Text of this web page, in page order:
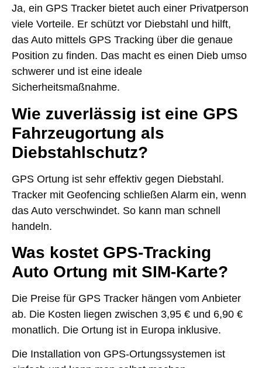
Ja, ein GPS Tracker bietet auch einer Privatperson
viele Vorteile. Er schützt vor Diebstahl und hilft,
das Auto mittels GPS Tracking über die genaue
Position zu finden. Das macht es einen Dieb umso
schwerer und ist eine ideale
Sicherheitsmaßnahme.
Wie zuverlässig ist eine GPS
Fahrzeugortung als
Diebstahlschutz?
GPS Ortung ist sehr effektiv gegen Diebstahl.
Tracker mit Geofencing schließen Alarm ein, wenn
das Auto verschwindet. So kann man schnell
handeln.
Was kostet GPS-Tracking
Auto Ortung mit SIM-Karte?
Die Preise für GPS Tracker hängen vom Anbieter
ab. Die Kosten liegen zwischen 3,95 € und 6,90 €
monatlich. Die Ortung ist in Europa inklusive.
Die Installation von GPS-Ortungssystemen ist